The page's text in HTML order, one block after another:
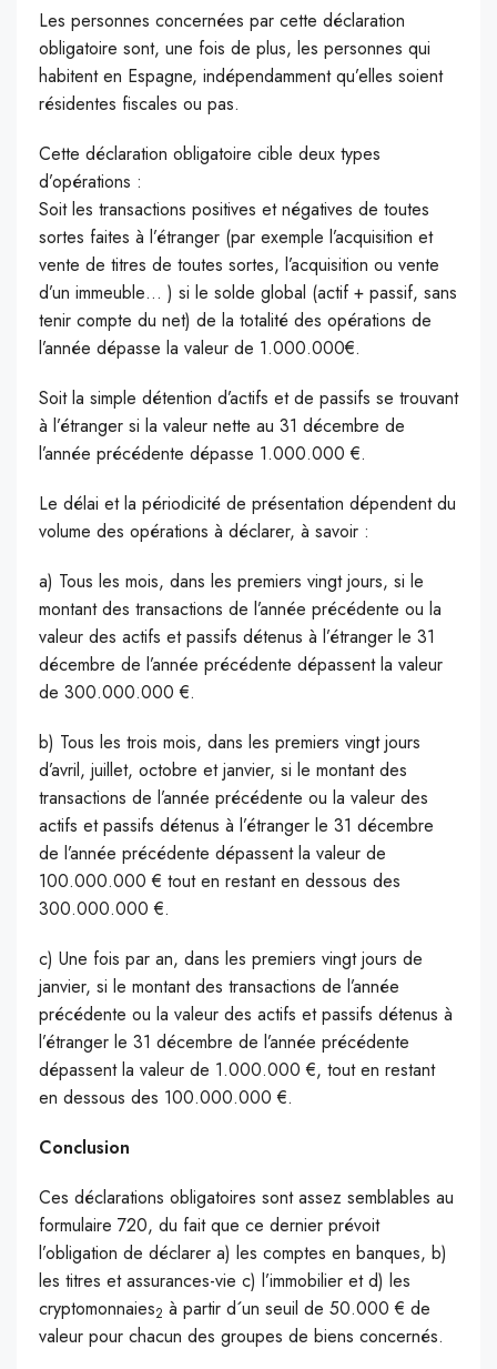
Les personnes concernées par cette déclaration
obligatoire sont, une fois de plus, les personnes qui
habitent en Espagne, indépendamment qu’elles soient
résidentes fiscales ou pas.
Cette déclaration obligatoire cible deux types
d’opérations :
Soit les transactions positives et négatives de toutes
sortes faites à l’étranger (par exemple l’acquisition et
vente de titres de toutes sortes, l’acquisition ou vente
d’un immeuble… ) si le solde global (actif + passif, sans
tenir compte du net) de la totalité des opérations de
l’année dépasse la valeur de 1.000.000€.
Soit la simple détention d’actifs et de passifs se trouvant
à l’étranger si la valeur nette au 31 décembre de
l’année précédente dépasse 1.000.000 €.
Le délai et la périodicité de présentation dépendent du
volume des opérations à déclarer, à savoir :
a) Tous les mois, dans les premiers vingt jours, si le
montant des transactions de l’année précédente ou la
valeur des actifs et passifs détenus à l’étranger le 31
décembre de l’année précédente dépassent la valeur
de 300.000.000 €.
b) Tous les trois mois, dans les premiers vingt jours
d’avril, juillet, octobre et janvier, si le montant des
transactions de l’année précédente ou la valeur des
actifs et passifs détenus à l’étranger le 31 décembre
de l’année précédente dépassent la valeur de
100.000.000 € tout en restant en dessous des
300.000.000 €.
c) Une fois par an, dans les premiers vingt jours de
janvier, si le montant des transactions de l’année
précédente ou la valeur des actifs et passifs détenus à
l’étranger le 31 décembre de l’année précédente
dépassent la valeur de 1.000.000 €, tout en restant
en dessous des 100.000.000 €.
Conclusion
Ces déclarations obligatoires sont assez semblables au
formulaire 720, du fait que ce dernier prévoit
l’obligation de déclarer a) les comptes en banques, b)
les titres et assurances-vie c) l’immobilier et d) les
cryptomonnaies2 à partir d´un seuil de 50.000 € de
valeur pour chacun des groupes de biens concernés.